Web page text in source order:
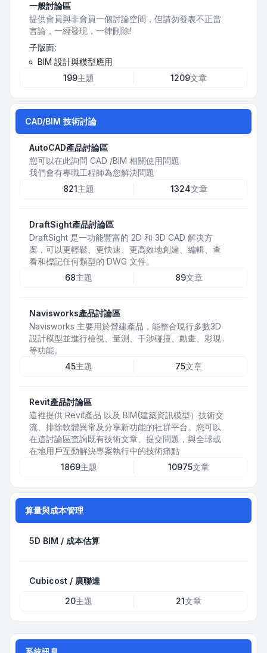
一般討論區
提供會員與非會員一個討論空間，但請勿發表不正當
言論，一經發現，一律刪除!
子版面:
BIM 設計與模型應用
199主題 1209文章
CAD/BIM 技術討論
AutoCAD產品討論區
您可以在此詢問 CAD /BIM 相關使用問題
我們會有專職工程師為您解決問題
821主題 1324文章
DraftSight產品討論區
DraftSight 是一功能豐富的 2D 和 3D CAD 解决方
案，可以更輕鬆、更快速、更高效地創建、編輯、查
看和標記任何類型的 DWG 文件。
68主題 89文章
Navisworks產品討論區
Navisworks 主要用於營建產品，能整合現行多數3D
設計模型並進行檢視、量測、干涉碰撞、動畫、彩現..
等功能。
45主題 75文章
Revit產品討論區
這裡提供 Revit產品 以及 BIM(建築資訊模型）技術交
流、排除軟體異常及分享新功能的社群平台。您可以
在這討論區查詢既有技術文章、提交問題，與全球或
在地用戶互動解決專案執行中的技術痛點
1869主題 10975文章
算量與成本管理
5D BIM / 成本估算
Cubicost / 廣聯達
20主題 21文章